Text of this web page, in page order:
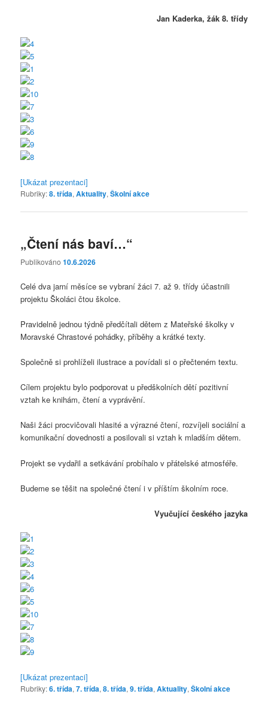
Jan Kaderka, žák 8. třídy
[Ukázat prezentaci]
Rubriky:8. třída,Aktuality,Školní akce
„Čtení nás baví…“
Publikováno10.6.2026
Celé dva jarní měsíce se vybraní žáci 7. až 9. třídy účastnili
projektu Školáci čtou školce.
Pravidelně jednou týdně předčítali dětem z Mateřské školky v
Moravské Chrastové pohádky, příběhy a krátké texty.
Společně si prohlíželi ilustrace a povídali si o přečteném textu.
Cílem projektu bylo podporovat u předškolních dětí pozitivní
vztah ke knihám, čtení a vyprávění.
Naši žáci procvičovali hlasité a výrazné čtení, rozvíjeli sociální a
komunikační dovednosti a posilovali si vztah k mladším dětem.
Projekt se vydařil a setkávání probíhalo v přátelské atmosféře.
Budeme se těšit na společné čtení i v příštím školním roce.
Vyučující českého jazyka
[Ukázat prezentaci]
Rubriky:6. třída,7. třída,8. třída,9. třída,Aktuality,Školní akce